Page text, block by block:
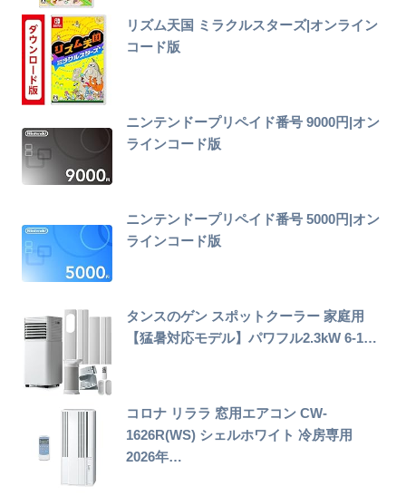
リズム天国 ミラクルスターズ|オンライン
コード版
ニンテンドープリペイド番号 9000円|オン
ラインコード版
ニンテンドープリペイド番号 5000円|オン
ラインコード版
タンスのゲン スポットクーラー 家庭用
【猛暑対応モデル】パワフル2.3kW 6-1…
コロナ リララ 窓用エアコン CW-
1626R(WS) シェルホワイト 冷房専用
2026年…